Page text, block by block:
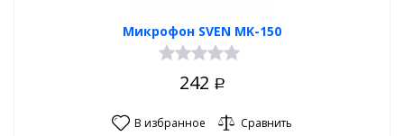
Микрофон SVEN MK-150
242 Р
В избранное Сравнить